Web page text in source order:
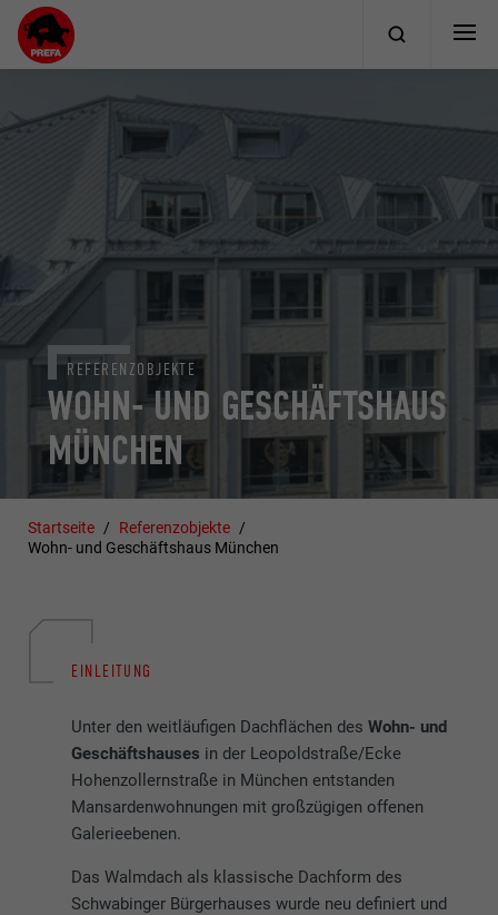
WOHN- UND GESCHÄFTSHAUS
MÜNCHEN
REFERENZOBJEKTE
Startseite
Referenzobjekte
Wohn- und Geschäftshaus München
EINLEITUNG
Unter den weitläufigen Dachflächen desWohn- und
Geschäftshauses in der Leopoldstraße/Ecke
Hohenzollernstraße in München entstanden
Mansardenwohnungen mit großzügigen offenen
Galerieebenen.
Das Walmdach als klassische Dachform des
Schwabinger Bürgerhauses wurde neu definiert und